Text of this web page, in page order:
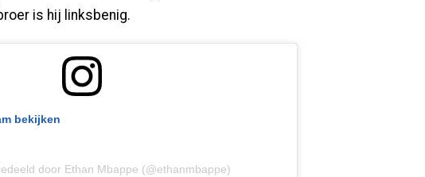
is hij linksbenig.
bekijken
door Ethan Mbappe (@ethanmbappe)